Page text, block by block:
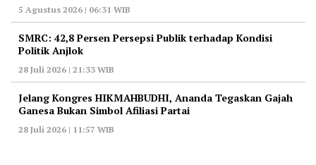
5 Agustus 2026 | 06:31 WIB
‎SMRC: 42,8 Persen Persepsi Publik terhadap Kondisi
Politik Anjlok
28 Juli 2026 | 21:33 WIB
‎Jelang Kongres HIKMAHBUDHI, Ananda Tegaskan Gajah
Ganesa Bukan Simbol Afiliasi Partai
28 Juli 2026 | 11:57 WIB